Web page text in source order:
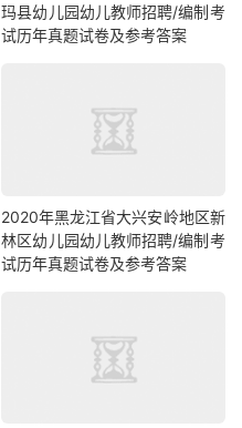
玛县幼儿园幼儿教师招聘/编制考
试历年真题试卷及参考答案
2020年黑龙江省大兴安岭地区新
林区幼儿园幼儿教师招聘/编制考
试历年真题试卷及参考答案